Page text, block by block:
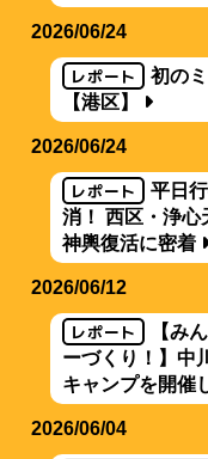
2026/06/24
レポート
初の
【港区】
2026/06/24
レポート
平日
消！ 西区・浄心
神輿復活に密着
2026/06/12
レポート
【み
ーづくり！】中
キャンプを開催
2026/06/04